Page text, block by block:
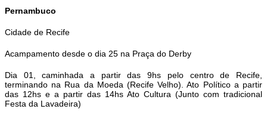
Pernambuco
Cidade de Recife
Acampamento desde o dia 25 na Praça do Derby
Dia 01, caminhada a partir das 9hs pelo centro de Recife,
terminando na Rua da Moeda (Recife Velho). Ato Político a partir
das 12hs e a partir das 14hs Ato Cultura (Junto com tradicional
Festa da Lavadeira)